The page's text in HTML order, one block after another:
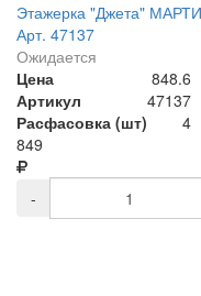
Этажерка "Джета"
Арт. 47137
Ожидается
Цена
848.6
Артикул
47137
Расфасовка (шт)
4
849
-